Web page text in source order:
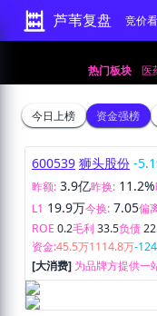
芦苇复盘 竞价
热门板块
医
今日上榜 资金强榜
600539 狮头股份 -
昨额: 3.9亿昨换: 11.2%
L1 19.9万今换: 7.05偏
ROE 0.2毛利 33.5负债
资金:45.5万1114.8万-
[大消费] 为品牌方提供一